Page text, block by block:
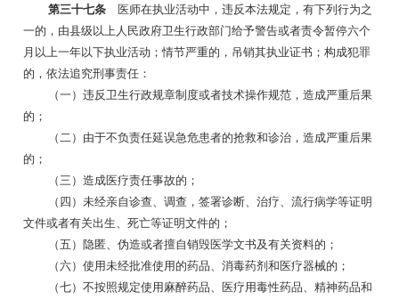
第三十七条
医师在执业活动中，违反本法规定，有下列行为之
一的，由县级以上人民政府卫生行政部门给予警告或者责令暂停六个
月以上一年以下执业活动；情节严重的，吊销其执业证书；构成犯罪
的，依法追究刑事责任：
（一）违反卫生行政规章制度或者技术操作规范，造成严重后果
的；
（二）由于不负责任延误急危患者的抢救和诊治，造成严重后果
的；
（三）造成医疗责任事故的；
（四）未经亲自诊查、调查，签署诊断、治疗、流行病学等证明
文件或者有关出生、死亡等证明文件的；
（五）隐匿、伪造或者擅自销毁医学文书及有关资料的；
（六）使用未经批准使用的药品、消毒药剂和医疗器械的；
（七）不按照规定使用麻醉药品、医疗用毒性药品、精神药品和